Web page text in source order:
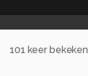
101 keer bekeken